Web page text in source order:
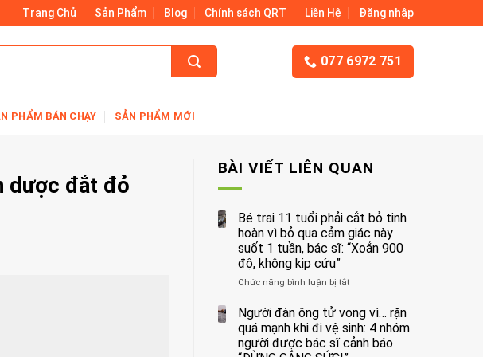
Trang Chủ Sản Phẩm Blog Chính sách QRT Liên Hệ Đăng nhập
077 6972 751
PHẨM BÁN CHẠY SẢN PHẨM MỚI
dược đắt đỏ
BÀI VIẾT LIÊN QUAN
Bé trai 11 tuổi phải cắt bỏ tinh
hoàn vì bỏ qua cảm giác này
suốt 1 tuần, bác sĩ: “Xoắn 900
độ, không kịp cứu”
Chức năng bình luận bị tắtở
trai
11
tuổi
phải
Người đàn ông tử vong vì… rặn
quá mạnh khi đi vệ sinh: 4 nhóm
người được bác sĩ cảnh báo